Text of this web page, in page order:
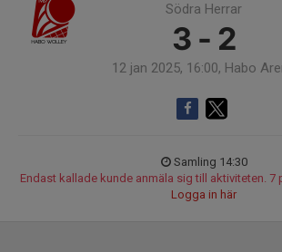
Södra Herrar
3 - 2
12 jan 2025, 16:00, Habo
Samling 14:30
Endast kallade kunde anmäla sig till aktiviteten. 7
Logga in här